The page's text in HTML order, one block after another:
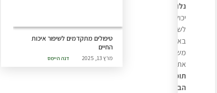
נלווים
יכולים
לשפר
באופן
משמעותי
את
תוכנית
הבריאות
טיפולים מתקדמים לשיפור איכות
החיים
דנה היימס מרץ 13, 2025